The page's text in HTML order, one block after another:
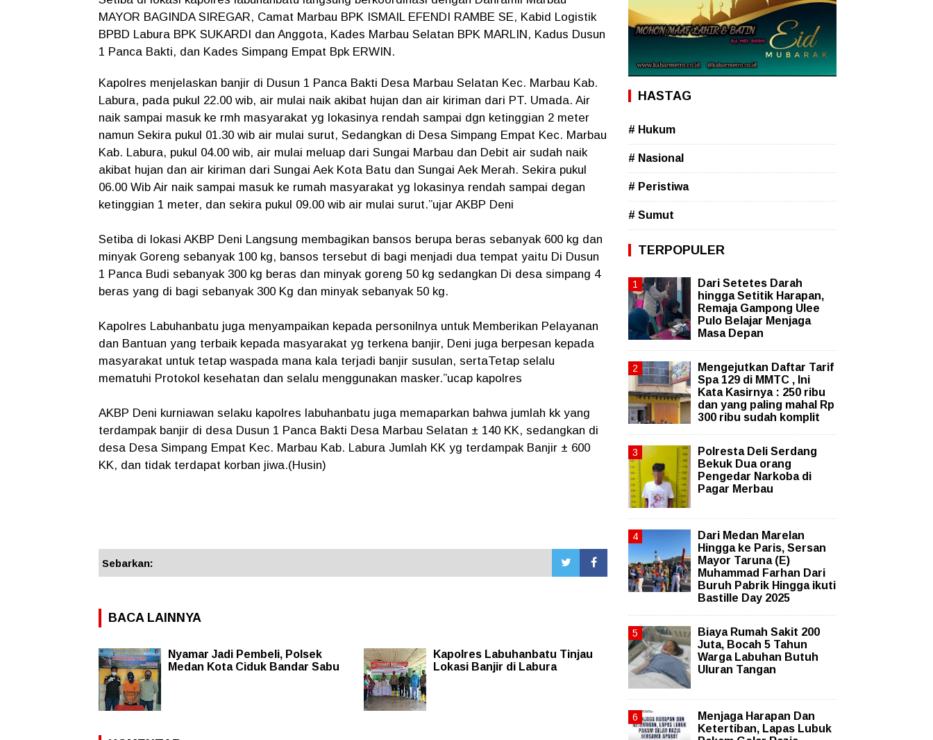
MAYOR BAGINDA SIREGAR, Camat Marbau BPK ISMAIL EFENDI RAMBE SE, Kabid Logistik
BPBD Labura BPK SUKARDI dan Anggota, Kades Marbau Selatan BPK MARLIN, Kadus Dusun
1 Panca Bakti, dan Kades Simpang Empat Bpk ERWIN.
Kapolres menjelaskan banjir di Dusun 1 Panca Bakti Desa Marbau Selatan Kec. Marbau Kab.
Labura, pada pukul 22.00 wib, air mulai naik akibat hujan dan air kiriman dari PT. Umada. Air
naik sampai masuk ke rmh masyarakat yg lokasinya rendah sampai dgn ketinggian 2 meter
namun Sekira pukul 01.30 wib air mulai surut, Sedangkan di Desa Simpang Empat Kec. Marbau
Kab. Labura, pukul 04.00 wib, air mulai meluap dari Sungai Marbau dan Debit air sudah naik
akibat hujan dan air kiriman dari Sungai Aek Kota Batu dan Sungai Aek Merah. Sekira pukul
06.00 Wib Air naik sampai masuk ke rumah masyarakat yg lokasinya rendah sampai degan
ketinggian 1 meter, dan sekira pukul 09.00 wib air mulai surut.”ujar AKBP Deni
Setiba di lokasi AKBP Deni Langsung membagikan bansos berupa beras sebanyak 600 kg dan
minyak Goreng sebanyak 100 kg, bansos tersebut di bagi menjadi dua tempat yaitu Di Dusun
1 Panca Budi sebanyak 300 kg beras dan minyak goreng 50 kg sedangkan Di desa simpang 4
beras yang di bagi sebanyak 300 Kg dan minyak sebanyak 50 kg.
Kapolres Labuhanbatu juga menyampaikan kepada personilnya untuk Memberikan Pelayanan
dan Bantuan yang terbaik kepada masyarakat yg terkena banjir, Deni juga berpesan kepada
masyarakat untuk tetap waspada mana kala terjadi banjir susulan, sertaTetap selalu
mematuhi Protokol kesehatan dan selalu menggunakan masker.”ucap kapolres
AKBP Deni kurniawan selaku kapolres labuhanbatu juga memaparkan bahwa jumlah kk yang
terdampak banjir di desa Dusun 1 Panca Bakti Desa Marbau Selatan ± 140 KK, sedangkan di
desa Desa Simpang Empat Kec. Marbau Kab. Labura Jumlah KK yg terdampak Banjir ± 600
KK, dan tidak terdapat korban jiwa.(Husin)
Sebarkan:
BACA LAINNYA
Nyamar Jadi Pembeli, Polsek
Medan Kota Ciduk Bandar Sabu
Kapolres Labuhanbatu Tinjau
Lokasi Banjir di Labura
HASTAG
# Hukum
# Nasional
# Peristiwa
# Sumut
TERPOPULER
Dari Setetes Darah
hingga Setitik Harapan,
Remaja Gampong Ulee
Pulo Belajar Menjaga
Masa Depan
Mengejutkan Daftar Tarif
Spa 129 di MMTC , Ini
Kata Kasirnya : 250 ribu
dan yang paling mahal Rp
300 ribu sudah komplit
Polresta Deli Serdang
Bekuk Dua orang
Pengedar Narkoba di
Pagar Merbau
‎Dari Medan Marelan
Hingga ke Paris, Sersan
Mayor Taruna (E)
Muhammad Farhan Dari
Buruh Pabrik Hingga ikuti
Bastille Day 2025
Biaya Rumah Sakit 200
Juta, Bocah 5 Tahun
Warga Labuhan Butuh
Uluran Tangan
Menjaga Harapan Dan
Ketertiban, Lapas Lubuk